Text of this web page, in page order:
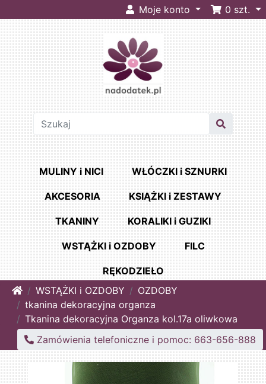
Moje konto 0 szt.
MULINY i NICI WŁÓCZKI i SZNURKI
AKCESORIA KSIĄŻKI i ZESTAWY
TKANINY KORALIKI i GUZIKI
WSTĄŻKI i OZDOBY FILC
RĘKODZIEŁO
HomeWSTĄŻKI i OZDOBY
OZDOBY
tkanina dekoracyjna organza
Tkanina dekoracyjna Organza kol.17a oliwkowa
Zamówienia telefoniczne i pomoc: 663-656-888